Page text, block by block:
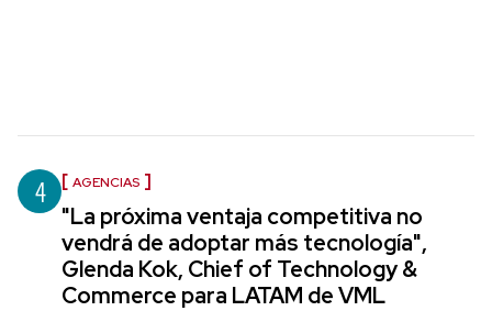
4 AGENCIAS
"La próxima ventaja competitiva no
vendrá de adoptar más tecnología",
Glenda Kok, Chief of Technology &
Commerce para LATAM de VML